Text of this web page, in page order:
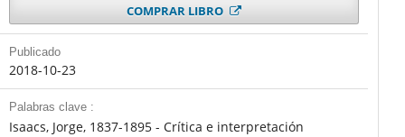
COMPRAR LIBRO
Publicado
2018-10-23
Palabras clave :
Isaacs, Jorge, 1837-1895 - Crítica e interpretación